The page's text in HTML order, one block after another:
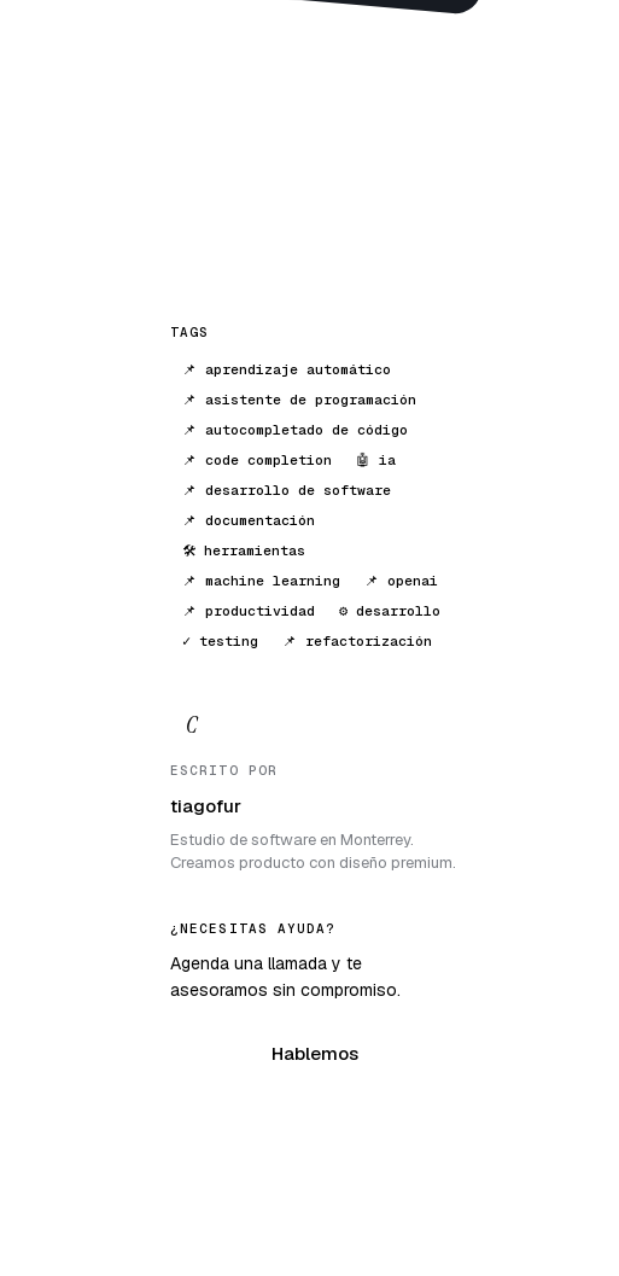
TAGS
📌 aprendizaje automático
📌 asistente de programación
📌 autocompletado de código
📌 code completion
🤖 ia
📌 desarrollo de software
📌 documentación
🛠️ herramientas
📌 machine learning
📌 openai
📌 productividad
⚙️ desarrollo
✓ testing
📌 refactorización
C
ESCRITO POR
tiagofur
Estudio de software en Monterrey.
Creamos producto con diseño premium.
¿NECESITAS AYUDA?
Agenda una llamada y te
asesoramos sin compromiso.
Hablemos